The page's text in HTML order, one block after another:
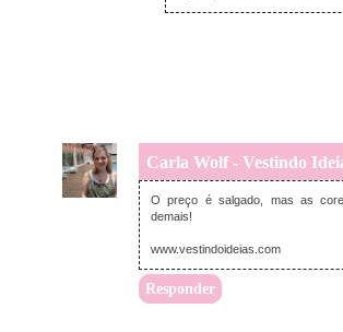
Carla Wolf - Vestindo
quarta-
O preço é salgado, mas as
demais!
www.vestindoideias.com
Responder